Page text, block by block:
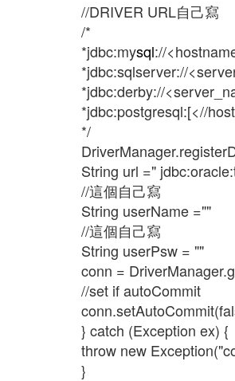
//DRIVER URL自己寫
/*
*jdbc:mysql://
*jdbc:sqlserver://
*jdbc:derby://
*jdbc:postgresql:[<//
*/
String url ="
//這個自己寫
String userName =""
//這個自己寫
String userPsw = ""
conn =
//set if autoCommit
} catch (Exception ex) {
throw new
}